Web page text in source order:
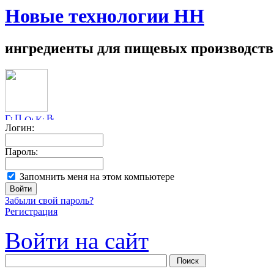
Новые технологии НН
ингредиенты для пищевых производств
Логин:
Пароль:
Запомнить меня на этом компьютере
Забыли свой пароль?
Регистрация
Войти на сайт